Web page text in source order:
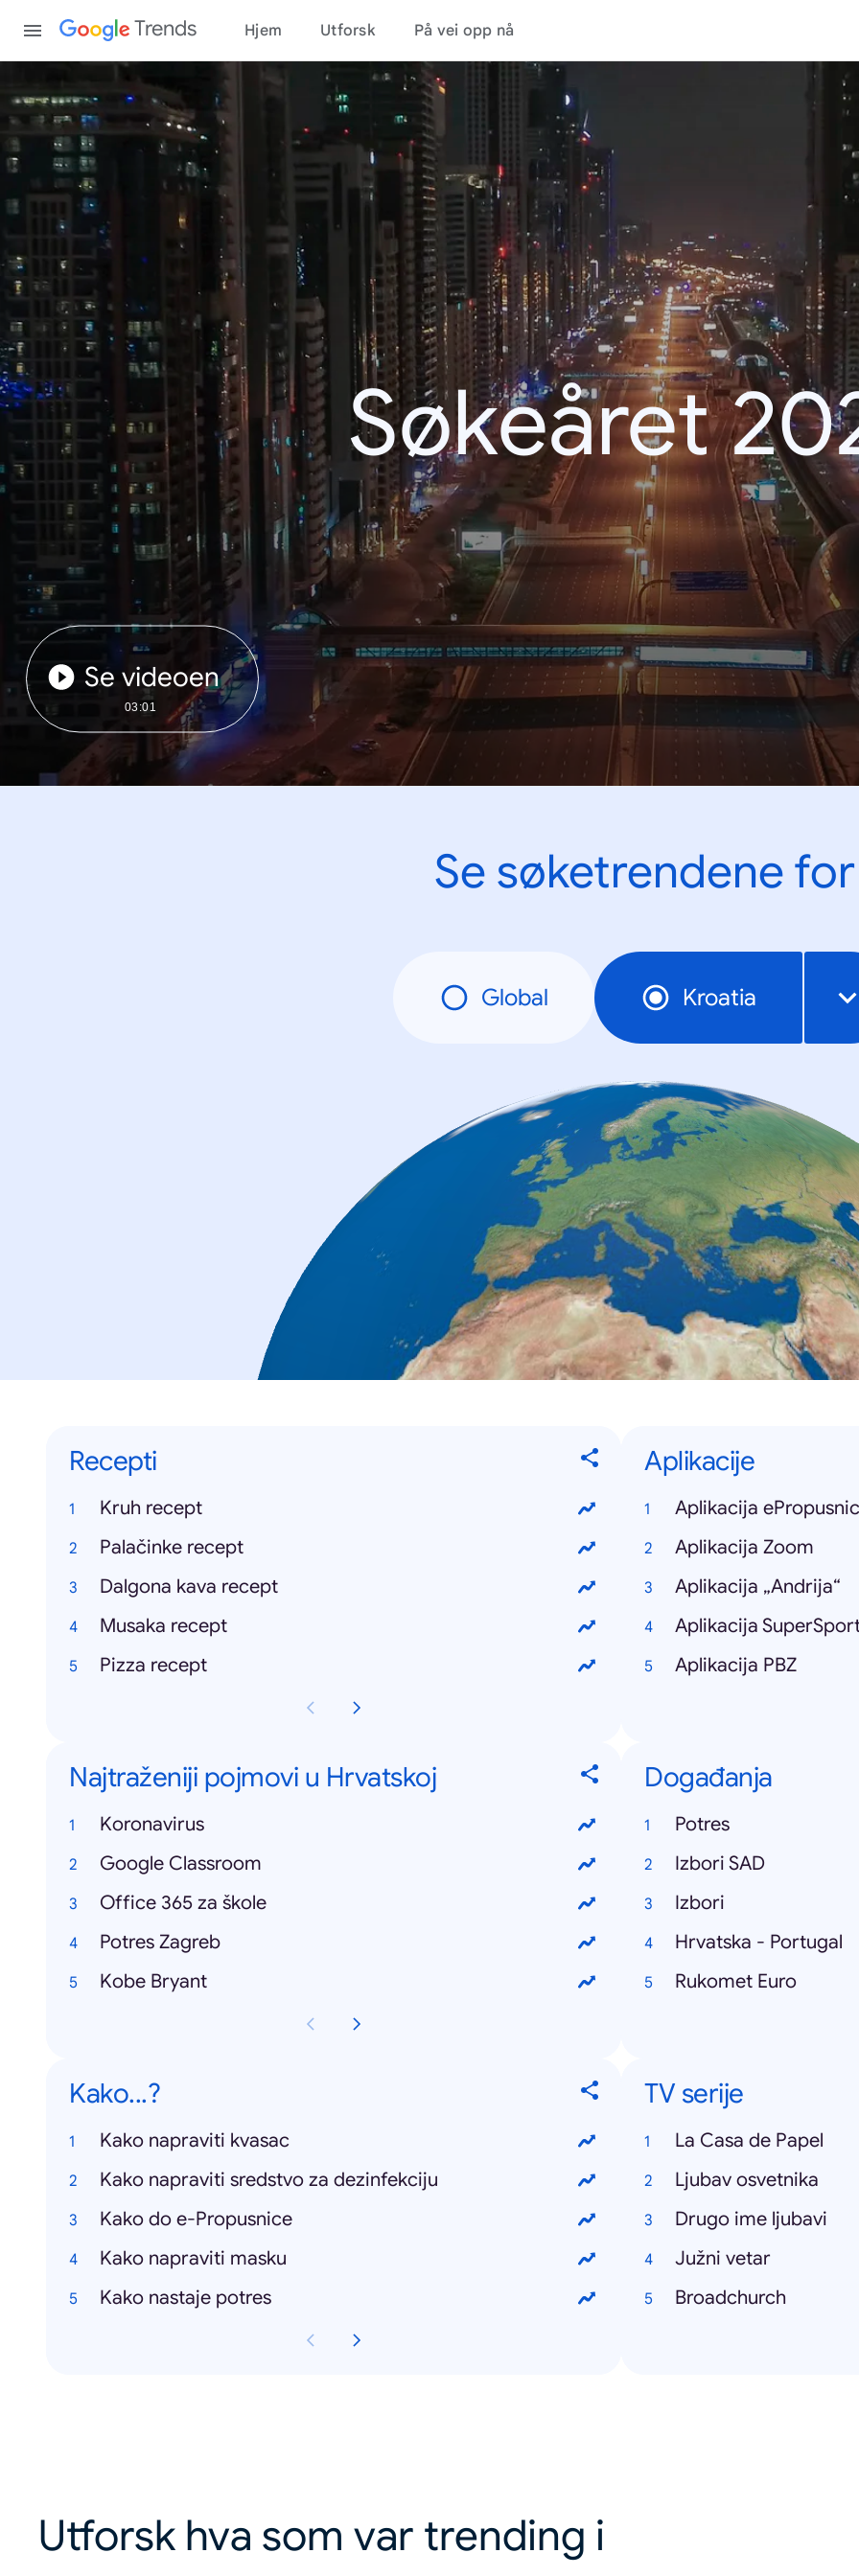
Trends Hjem Utforsk På vei opp nå
Søkeåret
Se videoen
03:01
Se søketrendene for
Global Kroatia
Recepti
Kruh recept
Palačinke recept
Dalgona kava recept
Musaka recept
Pizza recept
Aplikacije
Aplikacija
Aplikacija Zoom
Aplikacija „Andrija“
Aplikacija
Aplikacija PBZ
Najtraženiji pojmovi u Hrvatskoj
Koronavirus
Google Classroom
Office 365 za škole
Potres Zagreb
Kobe Bryant
Događanja
Potres
Izbori SAD
Izbori
Hrvatska - Portugal
Rukomet Euro
Kako...?
Kako napraviti kvasac
Kako napraviti sredstvo za dezinfekciju
Kako do e-Propusnice
Kako napraviti masku
Kako nastaje potres
TV serije
La Casa de Papel
Ljubav osvetnika
Drugo ime ljubavi
Južni vetar
Broadchurch
Utforsk hva som var trending i